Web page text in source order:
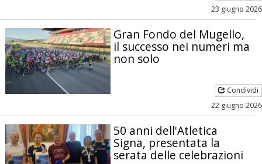
23 giugno 2026
Gran Fondo del Mugello,
il successo nei numeri ma
non solo
Condividi
22 giugno 2026
50 anni dell'Atletica
Signa, presentata la
serata delle celebrazioni